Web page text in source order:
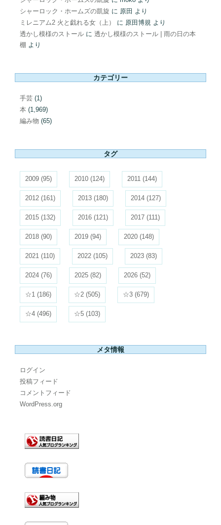
シャーロック・ホームズの凱旋 に 原田 より
ミレニアム2 火と戯れる女（上）
に 原田博規 より
透かし模様のストール に 透かし模様のストール | 雨の日の本
棚 より
カテゴリー
手芸 (1)
本 (1,969)
編み物 (65)
タグ
2009 (95) 2010 (124) 2011 (144)
2012 (161) 2013 (180) 2014 (127)
2015 (132) 2016 (121) 2017 (111)
2018 (90) 2019 (94) 2020 (148)
2021 (110) 2022 (105) 2023 (83)
2024 (76) 2025 (82) 2026 (52)
☆1 (186) ☆2 (505) ☆3 (679)
☆4 (496) ☆5 (103)
メタ情報
ログイン
投稿フィード
コメントフィード
WordPress.org